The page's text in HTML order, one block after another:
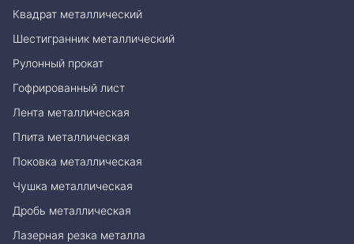
Квадрат металлический
Шестигранник металлический
Рулонный прокат
Гофрированный лист
Лента металлическая
Плита металлическая
Поковка металлическая
Чушка металлическая
Дробь металлическая
Лазерная резка металла